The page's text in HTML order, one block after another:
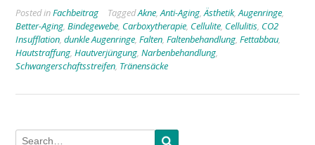
Posted inFachbeitrag TaggedAkne,Anti-Aging,Ästhetik,Augenringe,
Better-Aging, Bindegewebe, Carboxytherapie, Cellulite, Cellulitis, CO2
Insufflation, dunkle Augenringe, Falten, Faltenbehandlung, Fettabbau,
Hautstraffung, Hautverjüngung, Narbenbehandlung,
Schwangerschaftsstreifen, Tränensäcke